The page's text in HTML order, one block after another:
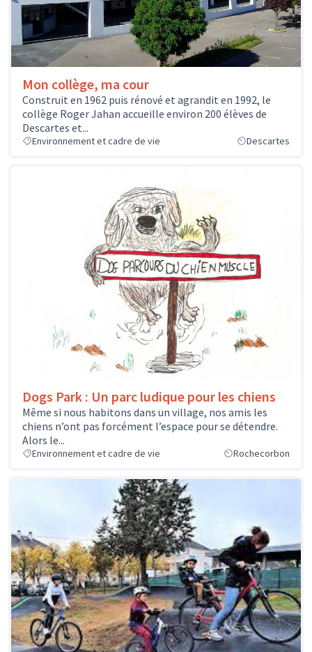
Mon collège, ma cour
Construit en 1962 puis rénové et agrandit en 1992, le
collège Roger Jahan accueille environ 200 élèves de
Descartes et...
Environnement et cadre de vie Descartes
Dogs Park : Un parc ludique pour les chiens
Même si nous habitons dans un village, nos amis les
chiens n’ont pas forcément l’espace pour se détendre.
Alors le...
Environnement et cadre de vie Rochecorbon